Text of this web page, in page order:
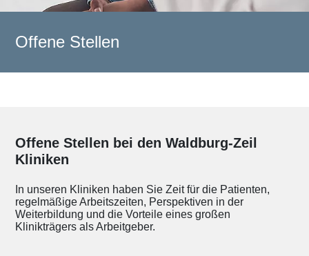
Offene Stellen
Offene Stellen bei den Waldburg-Zeil
Kliniken
In unseren Kliniken haben Sie Zeit für die Patienten,
regelmäßige Arbeitszeiten, Perspektiven in der
Weiterbildung und die Vorteile eines großen
Klinikträgers als Arbeitgeber.